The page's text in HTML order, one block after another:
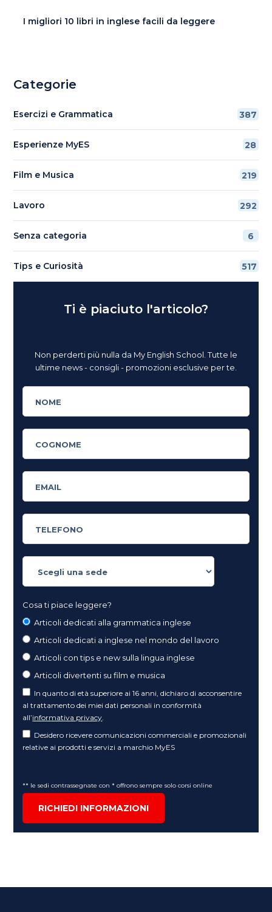
I migliori 10 libri in inglese facili da leggere
Categorie
Esercizi e Grammatica 387
Esperienze MyES 28
Film e Musica 219
Lavoro 292
Senza categoria 6
Tips e Curiosità 517
Ti è piaciuto l'articolo?
Non perderti più nulla da My English School. Tutte le
ultime news - consigli - promozioni esclusive per te.
Cosa ti piace leggere?
Articoli dedicati alla grammatica inglese
Articoli dedicati a inglese nel mondo del lavoro
Articoli con tips e new sulla lingua inglese
Articoli divertenti su film e musica
In quanto di età superiore ai 16 anni, dichiaro di acconsentire
al trattamento dei miei dati personali in conformità
all’informativa privacy
Desidero ricevere comunicazioni commerciali e promozionali
relative ai prodotti e servizi a marchio MyES
** le sedi contrassegnate con * offrono sempre solo corsi online
RICHIEDI INFORMAZIONI